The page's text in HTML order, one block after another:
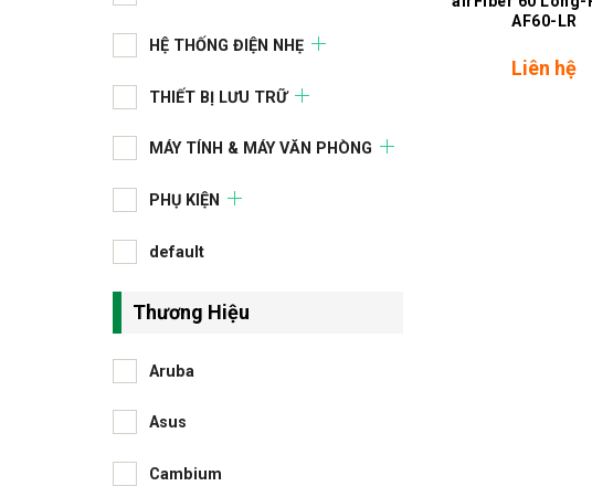
HỆ THỐNG ĐIỆN NHẸ
THIẾT BỊ LƯU TRỮ
MÁY TÍNH & MÁY VĂN PHÒNG
PHỤ KIỆN
default
Thương Hiệu
Aruba
Asus
Cambium
AF60-LR
Liên hệ